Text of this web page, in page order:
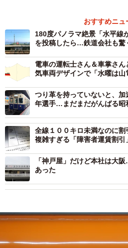
おすすめニュ
180度パノラマ絶景「水平
を投稿したら…鉄道会社も驚
電車の運転士さん＆車掌さ
気車両デザインで「水曜は山
つり革を持っていないと、
年選手…まだまだがんばる昭
全線１００キロ未満なのに
複雑すぎる「障害者運賃割引
「神戸屋」だけど本社は大
あった